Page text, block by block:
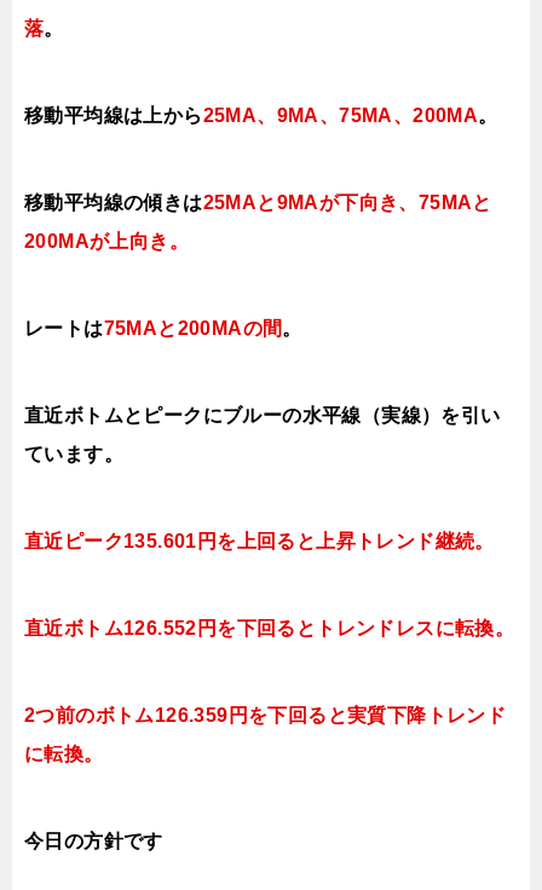
落。
移動平均線は上から25MA、9MA、75MA、200MA。
移動平均線の傾きは25MAと9MAが下向き、75MAと
200MAが上向き。
レートは75MAと200MAの間。
直近ボトムとピークにブルーの水平線（実線）を引い
ています。
直近ピーク135.601円を上回ると上昇 トレンド継続。
直近ボトム126.552円を下回ると トレンドレスに転換。
2つ前のボトム126.359円を下回ると実質下降トレンド
に転換。
今日 の方針です